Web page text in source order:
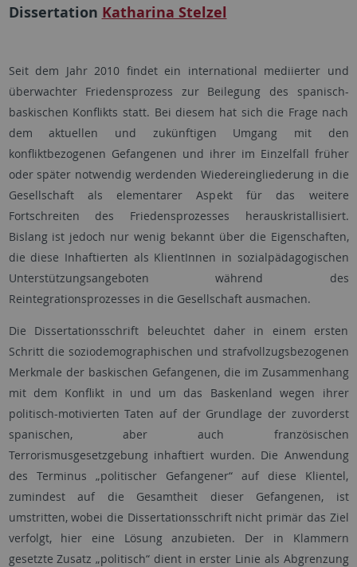
Dissertation Katharina Stelzel
Seit dem Jahr 2010 findet ein international mediierter und
überwachter Friedensprozess zur Beilegung des spanisch-
baskischen Konflikts statt. Bei diesem hat sich die Frage nach
dem aktuellen und zukünftigen Umgang mit den
konfliktbezogenen Gefangenen und ihrer im Einzelfall früher
oder später notwendig werdenden Wiedereingliederung in die
Gesellschaft als elementarer Aspekt für das weitere
Fortschreiten des Friedensprozesses herauskristallisiert.
Bislang ist jedoch nur wenig bekannt über die Eigenschaften,
die diese Inhaftierten als KlientInnen in sozialpädagogischen
Unterstützungsangeboten während des
Reintegrationsprozesses in die Gesellschaft ausmachen.
Die Dissertationsschrift beleuchtet daher in einem ersten
Schritt die soziodemographischen und strafvollzugsbezogenen
Merkmale der baskischen Gefangenen, die im Zusammenhang
mit dem Konflikt in und um das Baskenland wegen ihrer
politisch-motivierten Taten auf der Grundlage der zuvorderst
spanischen, aber auch französischen
Terrorismusgesetzgebung inhaftiert wurden. Die Anwendung
des Terminus „politischer Gefangener“ auf diese Klientel,
zumindest auf die Gesamtheit dieser Gefangenen, ist
umstritten, wobei die Dissertationsschrift nicht primär das Ziel
verfolgt, hier eine Lösung anzubieten. Der in Klammern
gesetzte Zusatz „politisch“ dient in erster Linie als Abgrenzung